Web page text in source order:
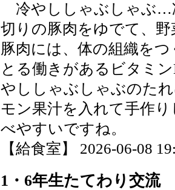
冷やししゃぶしゃぶ…
切りの豚肉をゆでて、
豚肉には、体の組織を
とる働きがあるビタミ
やししゃぶしゃぶのた
モン果汁を入れて手作
べやすいですね。
【給食室】 2026-06-08
1・6年生たてわり交流